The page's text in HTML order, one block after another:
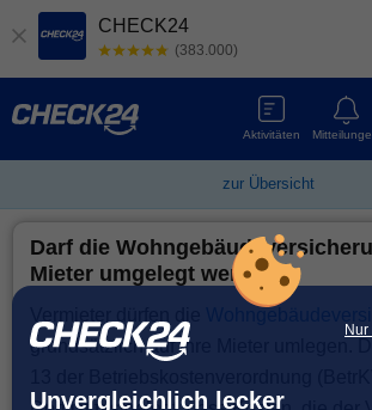
Unvergleichlich lecker
CHECK24
(383.000)
Aktivitäten
zur Übersicht
Darf die
Mieter umgelegt werden?
grundsätzlich auf ihre Mieter umlegen.